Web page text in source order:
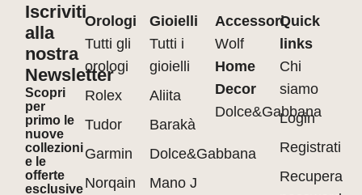
Iscriviti
alla
nostra
Newsletter
Scopri
per
primo le
nuove
collezioni
e le
offerte
esclusive
Orologi
Tutti gli
orologi
Rolex
Tudor
Garmin
Norqain
Gioielli
Tutti i
gioielli
Aliita
Barakà
Dolce&Gabbana
Mano J
Accessori
Wolf
Home
Decor
Dolce&Gabbana
Quick
links
Chi
siamo
Login
Registrati
Recupera